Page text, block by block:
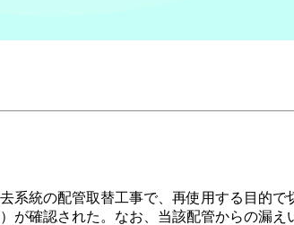
統の配管取替工事で、再使用する目的
確認された。なお、当該配管からの漏え